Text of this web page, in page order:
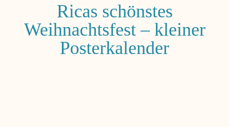
Ricas schönstes
Weihnachtsfest – kleiner
Posterkalender